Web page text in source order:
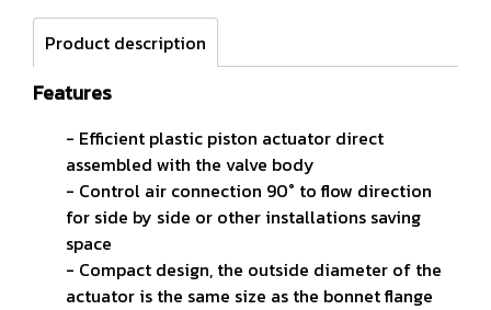
Product description
Features
- Efficient plastic piston actuator direct
assembled with the valve body
- Control air connection 90° to flow direction
for side by side or other installations saving
space
- Compact design, the outside diameter of the
actuator is the same size as the bonnet flange